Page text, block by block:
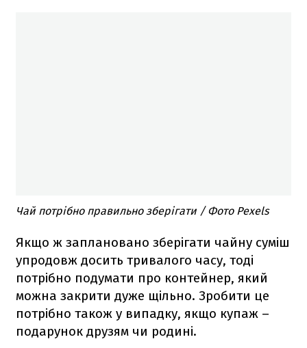
Чай потрібно правильно зберігати / Фото Pexels
Якщо ж заплановано зберігати чайну суміш
упродовж досить тривалого часу, тоді
потрібно подумати про контейнер, який
можна закрити дуже щільно. Зробити це
потрібно також у випадку, якщо купаж –
подарунок друзям чи родині.